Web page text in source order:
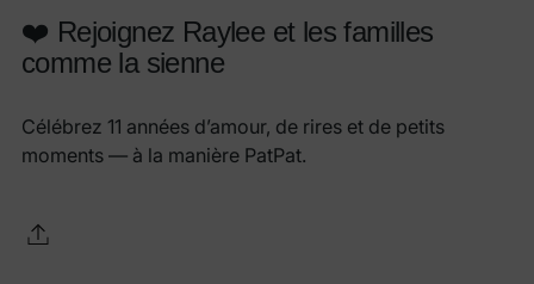
❤️ Rejoignez Raylee et les familles
comme la sienne
Célébrez 11 années d’amour, de rires et de petits
moments — à la manière PatPat.